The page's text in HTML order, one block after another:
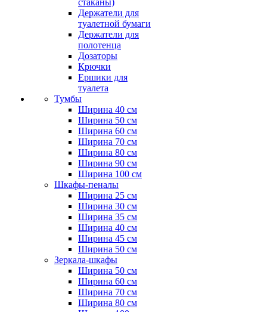
стаканы)
Держатели для
туалетной бумаги
Держатели для
полотенца
Дозаторы
Крючки
Ершики для
туалета
Тумбы
Ширина 40 см
Ширина 50 см
Ширина 60 см
Ширина 70 см
Ширина 80 см
Ширина 90 см
Ширина 100 см
Шкафы-пеналы
Ширина 25 см
Ширина 30 см
Ширина 35 см
Ширина 40 см
Ширина 45 см
Ширина 50 см
Зеркала-шкафы
Ширина 50 см
Ширина 60 см
Ширина 70 см
Ширина 80 см